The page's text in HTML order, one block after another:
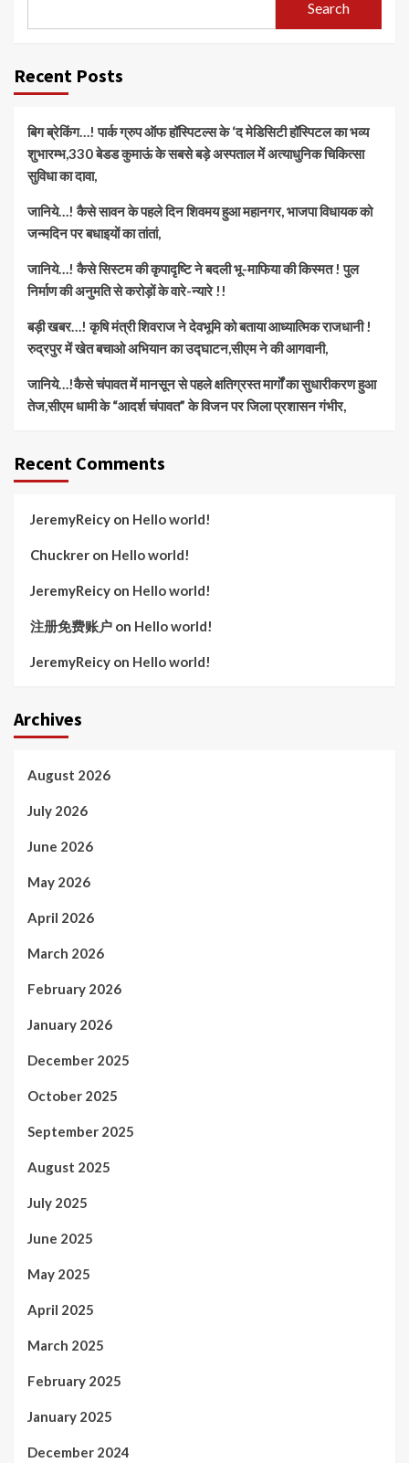
Search
Recent Posts
बिग ब्रेकिंग…! पार्क ग्रुप ऑफ हॉस्पिटल्स के ‘द मेडिसिटी हॉस्पिटल का भव्य
शुभारम्भ,330 बेडड कुमाऊं के सबसे बड़े अस्पताल में अत्याधुनिक चिकित्सा
सुविधा का दावा,
जानिये…! कैसे सावन के पहले दिन शिवमय हुआ महानगर, भाजपा विधायक को
जन्मदिन पर बधाइयों का तांतां,
जानिये…! कैसे सिस्टम की कृपादृष्टि ने बदली भू-माफिया की किस्मत ! पुल
निर्माण की अनुमति से करोड़ों के वारे-न्यारे !!
बड़ी खबर…! कृषि मंत्री शिवराज ने देवभूमि को बताया आध्यात्मिक राजधानी !
रुद्रपुर में खेत बचाओ अभियान का उद्घाटन,सीएम ने की आगवानी,
जानिये…!कैसे चंपावत में मानसून से पहले क्षतिग्रस्त मार्गों का सुधारीकरण हुआ
तेज,सीएम धामी के “आदर्श चंपावत” के विजन पर जिला प्रशासन गंभीर,
Recent Comments
JeremyReicy on Hello world!
Chuckrer on Hello world!
JeremyReicy on Hello world!
注册免费账户 on Hello world!
JeremyReicy on Hello world!
Archives
August 2026
July 2026
June 2026
May 2026
April 2026
March 2026
February 2026
January 2026
December 2025
October 2025
September 2025
August 2025
July 2025
June 2025
May 2025
April 2025
March 2025
February 2025
January 2025
December 2024